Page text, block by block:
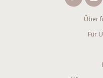
Über
Für